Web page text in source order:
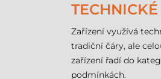
Zařízení využívá
tradiční čáry, ale
zařízení řadí do
podmínkách.